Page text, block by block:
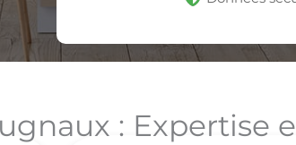
: Expertise